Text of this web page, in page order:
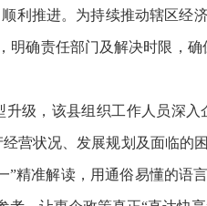
利推进。为持续推动辖区经
明确责任部门及解决时限，确
级，该县组织工作人员深入
营状况、发展规划及面临的
精准解读，用通俗易懂的语